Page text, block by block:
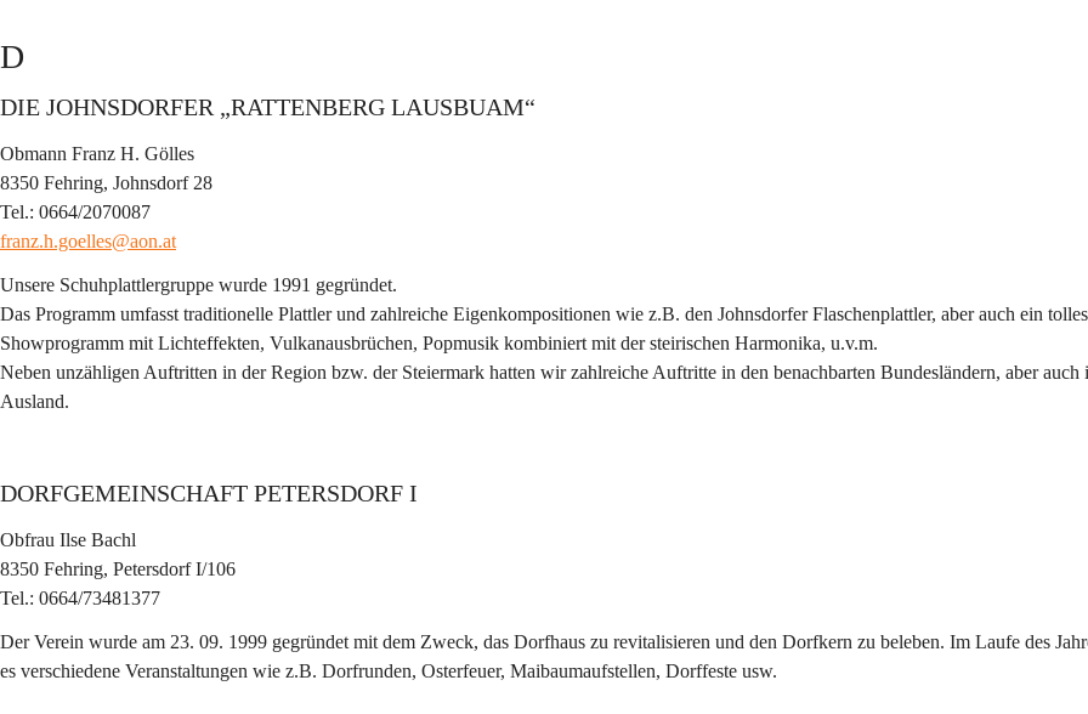
D
DIE JOHNSDORFER „RATTENBERG LAUSBUAM“
Obmann Franz H. Gölles
8350 Fehring, Johnsdorf 28
Tel.: 0664/2070087
franz.h.goelles@aon.at
Unsere Schuhplattlergruppe wurde 1991 gegründet.
Das Programm umfasst traditionelle Plattler und zahlreiche Eigenkompositionen wie z.B. den Johnsdorfer Flaschenplattler, aber auch ein tolles
Showprogramm mit Lichteffekten, Vulkanausbrüchen, Popmusik kombiniert mit der steirischen Harmonika, u.v.m.
Neben unzähligen Auftritten in der Region bzw. der Steiermark hatten wir zahlreiche Auftritte in den benachbarten Bundesländern, aber auch
Ausland.
DORFGEMEINSCHAFT PETERSDORF I
Obfrau Ilse Bachl
8350 Fehring, Petersdorf I/106
Tel.: 0664/73481377
Der Verein wurde am 23. 09. 1999 gegründet mit dem Zweck, das Dorfhaus zu revitalisieren und den Dorfkern zu beleben. Im Laufe des
es verschiedene Veranstaltungen wie z.B. Dorfrunden, Osterfeuer, Maibaumaufstellen, Dorffeste usw.